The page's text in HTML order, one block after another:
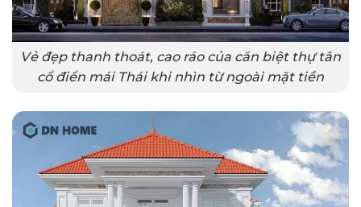
Vẻ đẹp thanh thoát, cao ráo của căn biệt thự tân
cổ điển mái Thái khi nhìn từ ngoài mặt tiền